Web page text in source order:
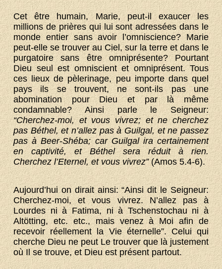
Cet être humain, Marie, peut-il exaucer les
millions de prières qui lui sont adressées dans le
monde entier sans avoir l’omniscience? Marie
peut-elle se trouver au Ciel, sur la terre et dans le
purgatoire sans être omniprésente? Pourtant
Dieu seul est omniscient et omniprésent. Tous
ces lieux de pèlerinage, peu importe dans quel
pays ils se trouvent, ne sont-ils pas une
abomination pour Dieu et par là même
condamnable? Ainsi parle le Seigneur:
“Cherchez-moi, et vous vivrez; et ne cherchez
pas Béthel, et n’allez pas à Guilgal, et ne passez
pas à Beer-Shéba; car Guilgal ira certainement
en captivité, et Béthel sera réduit à rien.
Cherchez l’Eternel, et vous vivrez”(Amos 5.4-6).
Aujourd’hui on dirait ainsi: “Ainsi dit le Seigneur:
Cherchez-moi, et vous vivrez. N’allez pas à
Lourdes ni à Fatima, ni à Tschenstochau ni à
Altötting, etc. etc., mais venez à Moi afin de
recevoir réellement la Vie éternelle”. Celui qui
cherche Dieu ne peut Le trouver que là justement
où Il se trouve, et Dieu est présent partout.